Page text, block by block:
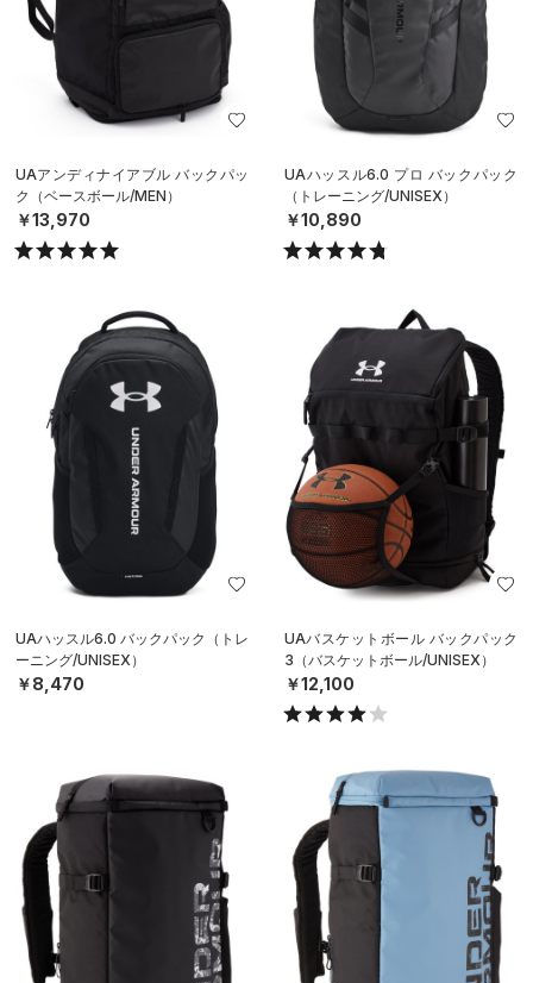
UAアンディナイアブル バックパッ
ク（ベースボール/MEN）
￥13,970
UAハッスル6.0 プロ バックパック
（トレーニング/UNISEX）
￥10,890
UAハッスル6.0 バックパック（トレ
ーニング/UNISEX）
￥8,470
UAバスケットボール バックパック
3（バスケットボール/UNISEX）
￥12,100